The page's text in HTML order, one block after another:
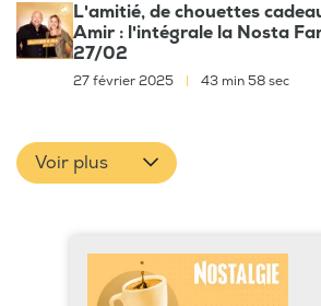
L'amitié, de chouettes
Amir : l'intégrale la Nosta
27/02
27 février 2025 43 min 58 sec
Voir plus